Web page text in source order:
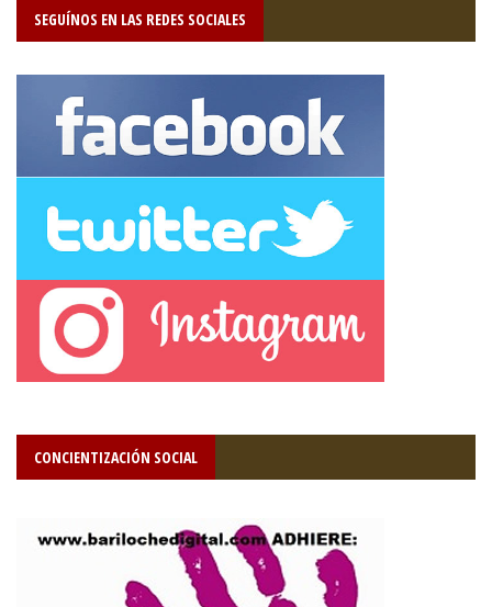
SEGUÍNOS EN LAS REDES SOCIALES
CONCIENTIZACIÓN SOCIAL